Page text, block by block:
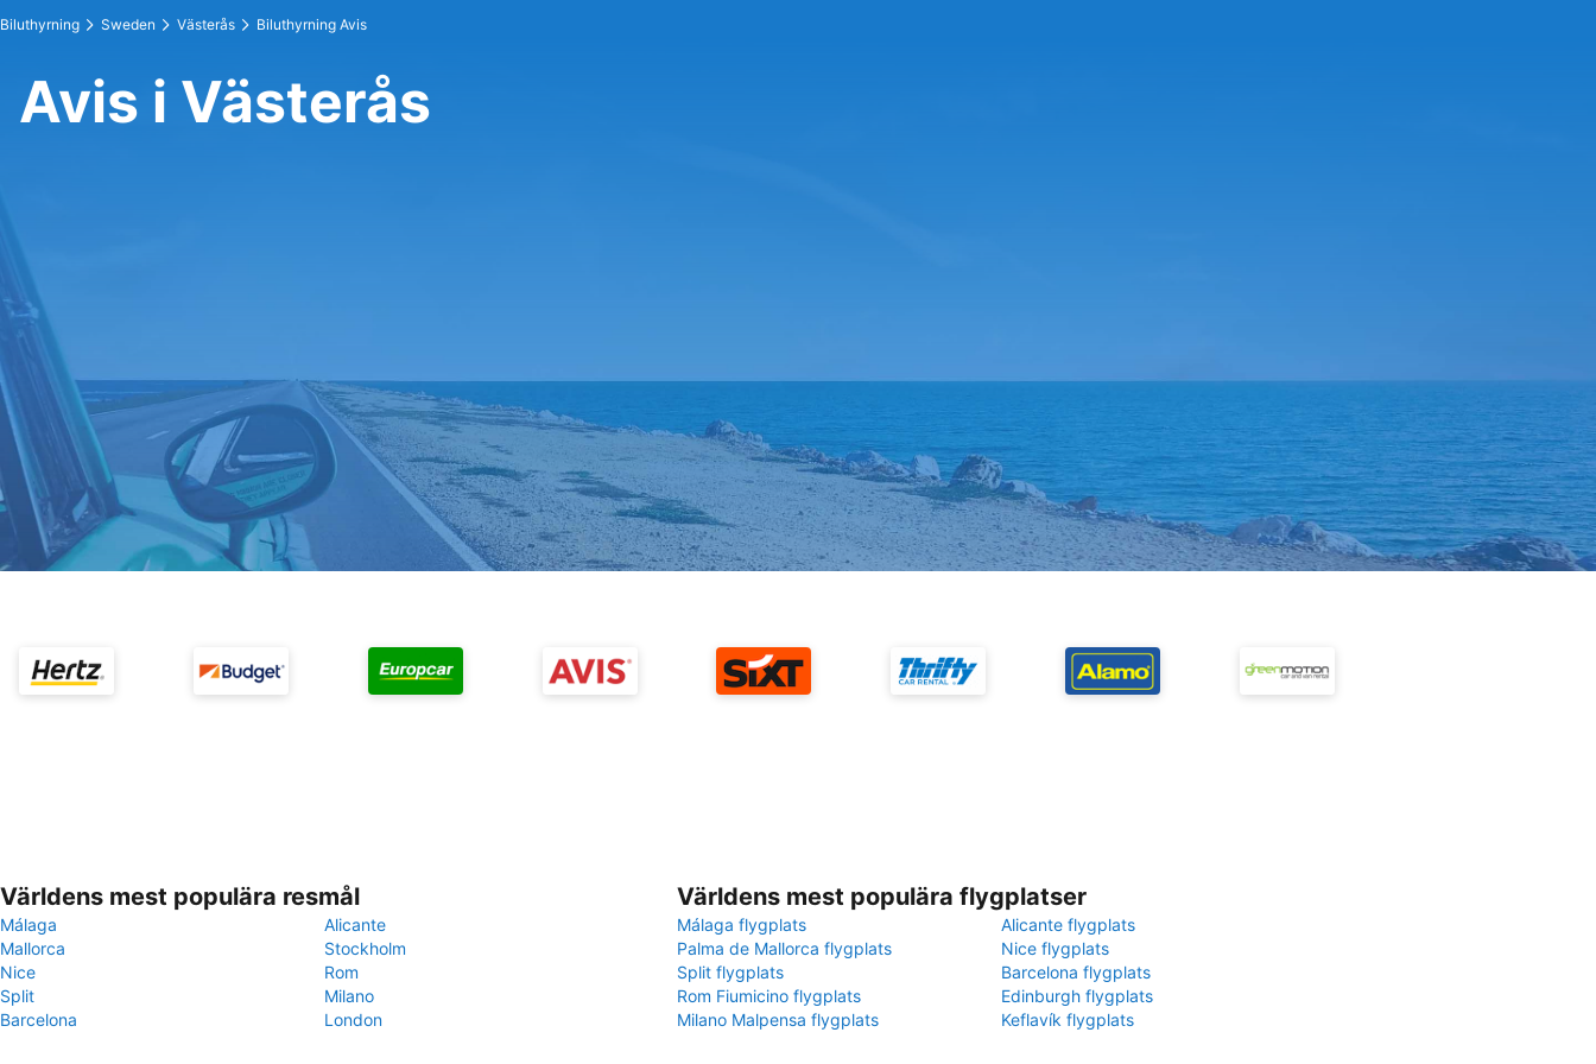
Biluthyrning Sweden Västerås Biluthyrning Avis
Avis i Västerås
Världens mest populära resmål
Málaga
Alicante
Mallorca
Stockholm
Nice
Rom
Split
Milano
Barcelona
London
Världens mest populära flygplatser
Málaga flygplats
Alicante flygplats
Palma de Mallorca flygplats
Nice flygplats
Split flygplats
Barcelona flygplats
Rom Fiumicino flygplats
Edinburgh flygplats
Milano Malpensa flygplats
Keflavík flygplats